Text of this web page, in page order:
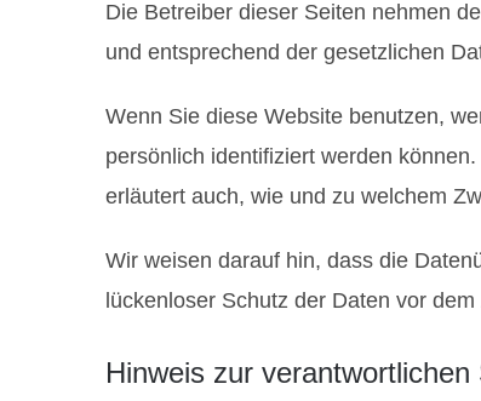
Die Betreiber dieser Seiten nehmen
und entsprechend der gesetzlichen
Wenn Sie diese Website benutzen,
persönlich identifiziert werden
erläutert auch, wie und zu welchem
Wir weisen darauf hin, dass die
lückenloser Schutz der Daten vor
Hinweis zur verantwortlichen